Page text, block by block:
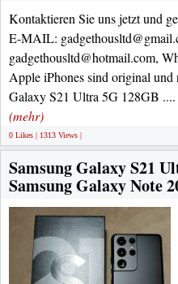
Kontaktieren Sie uns jetzt und
E-MAIL:
gadgethousltd@hotmail.com,
Apple iPhones sind original
Galaxy S21 Ultra 5G 128GB
(mehr)
0 Likes | 1313 Views |
Samsung Galaxy S21
Samsung Galaxy Note